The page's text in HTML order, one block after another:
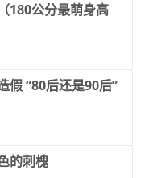
180公分最萌身高
假 “80后还是90后”
的刺槐